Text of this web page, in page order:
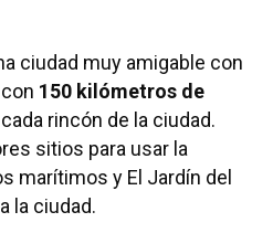
ciudad muy amigable con
150 kilómetros de
rincón de la ciudad.
sitios para usar la
marítimos y El Jardín del
la ciudad.